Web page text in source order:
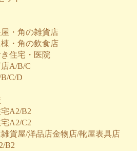
・角の雑貨店
・角の飲食店
住宅・医院
A/B/C
C/D
A2/B2
A2/C2
貨屋/洋品店金物店/靴屋表具店
B2